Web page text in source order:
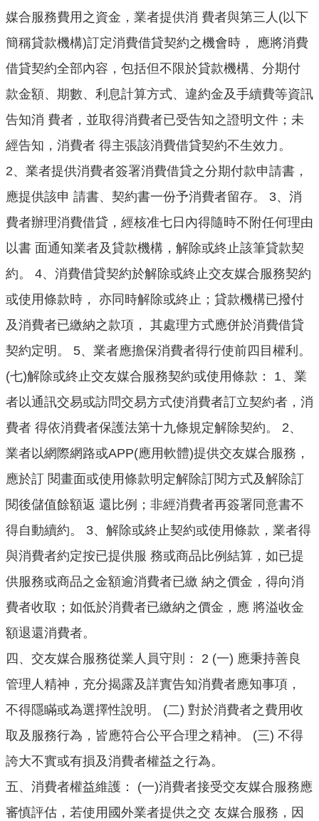
媒合服務費用之資金，業者提供消 費者與第三人(以下
簡稱貸款機構)訂定消費借貸契約之機會時， 應將消費
借貸契約全部內容，包括但不限於貸款機構、分期付
款金額、期數、利息計算方式、違約金及手續費等資訊
告知消 費者，並取得消費者已受告知之證明文件；未
經告知，消費者 得主張該消費借貸契約不生效力。
2、業者提供消費者簽署消費借貸之分期付款申請書，
應提供該申 請書、契約書一份予消費者留存。 3、消
費者辦理消費借貸，經核准七日內得隨時不附任何理由
以書 面通知業者及貸款機構，解除或終止該筆貸款契
約。 4、消費借貸契約於解除或終止交友媒合服務契約
或使用條款時， 亦同時解除或終止；貸款機構已撥付
及消費者已繳納之款項， 其處理方式應併於消費借貸
契約定明。 5、業者應擔保消費者得行使前四目權利。
(七)解除或終止交友媒合服務契約或使用條款： 1、業
者以通訊交易或訪問交易方式使消費者訂立契約者，消
費者 得依消費者保護法第十九條規定解除契約。 2、
業者以網際網路或APP(應用軟體)提供交友媒合服務，
應於訂 閱畫面或使用條款明定解除訂閱方式及解除訂
閱後儲值餘額返 還比例；非經消費者再簽署同意書不
得自動續約。 3、解除或終止契約或使用條款，業者得
與消費者約定按已提供服 務或商品比例結算，如已提
供服務或商品之金額逾消費者已繳 納之價金，得向消
費者收取；如低於消費者已繳納之價金，應 將溢收金
額退還消費者。
四、交友媒合服務從業人員守則： 2 (一) 應秉持善良
管理人精神，充分揭露及詳實告知消費者應知事項，
不得隱瞞或為選擇性說明。 (二) 對於消費者之費用收
取及服務行為，皆應符合公平合理之精神。 (三) 不得
誇大不實或有損及消費者權益之行為。
五、消費者權益維護： (一)消費者接受交友媒合服務應
審慎評估，若使用國外業者提供之交 友媒合服務，因